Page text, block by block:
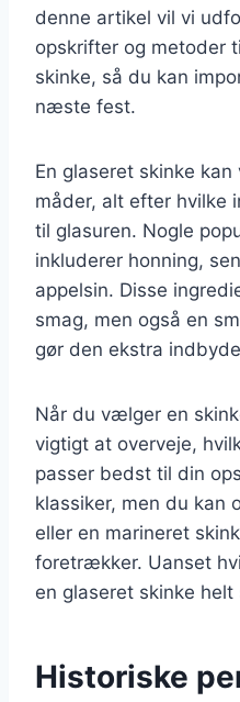
denne artikel vil vi
opskrifter og metoder
skinke, så du kan
næste fest.
En glaseret skinke
måder, alt efter hvilke
til glasuren. Nogle
inkluderer honning,
appelsin. Disse
smag, men også en
gør den ekstra
Når du vælger en
vigtigt at overveje,
passer bedst til din
klassiker, men du kan
eller en marineret
foretrækker. Uanset
en glaseret skinke
Historiske